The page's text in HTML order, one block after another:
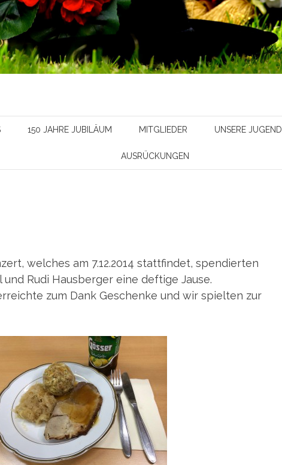
150 JAHRE JUBILÄUM MITGLIEDER UNSERE JUGEND
AUSRÜCKUNGEN
welches am 7.12.2014 stattfindet, spendierten
Rudi Hausberger eine deftige Jause.
zum Dank Geschenke und wir spielten zur